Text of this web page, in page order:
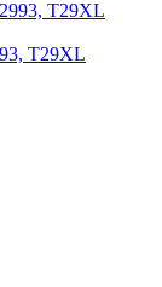
T29XL